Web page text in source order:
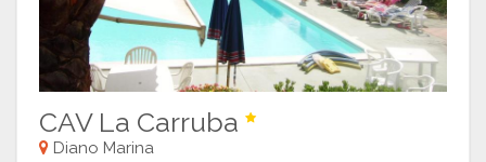
CAV La Carruba
Diano Marina